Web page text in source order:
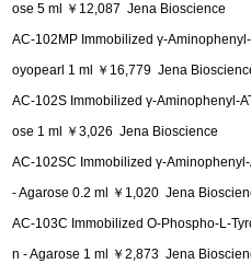
ose 5 ml ￥12,087 Jena Bioscience
AC-102MP Immobilized γ-
oyopearl 1 ml ￥16,779 Jena
AC-102S Immobilized γ-Aminophenyl-
ose 1 ml ￥3,026 Jena Bioscience
AC-102SC Immobilized γ-
- Agarose 0.2 ml ￥1,020 Jena
AC-103C Immobilized O-Phospho-L-
n - Agarose 1 ml ￥2,873 Jena